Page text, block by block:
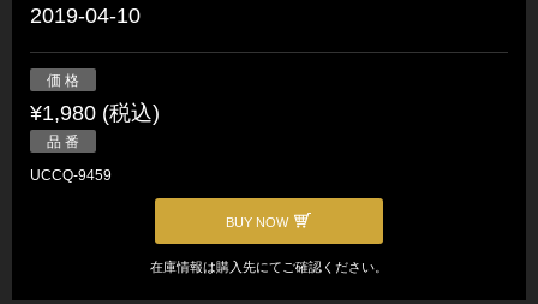
2019-04-10
価 格
¥1,980 (税込)
品 番
UCCQ-9459
BUY NOW
在庫情報は購入先にてご確認ください。